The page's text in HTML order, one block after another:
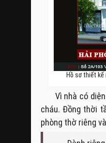
Hồ sơ thiết
Vì nhà có
cháu. Đồng thời
phòng thờ riêng